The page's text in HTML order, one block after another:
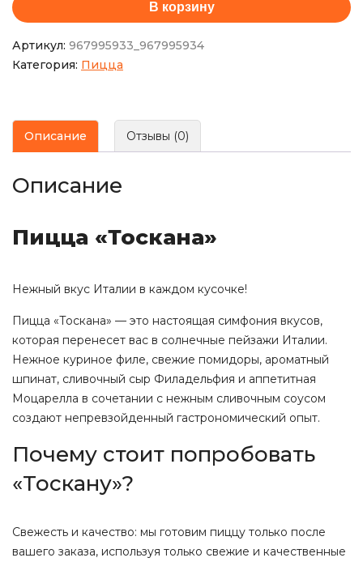
В корзину
Артикул: 967995933_967995934
Категория: Пицца
Описание Отзывы (0)
Описание
Пицца «Тоскана»
Нежный вкус Италии в каждом кусочке!
Пицца «Тоскана» — это настоящая симфония вкусов,
которая перенесет вас в солнечные пейзажи Италии.
Нежное куриное филе, свежие помидоры, ароматный
шпинат, сливочный сыр Филадельфия и аппетитная
Моцарелла в сочетании с нежным сливочным соусом
создают непревзойденный гастрономический опыт.
Почему стоит попробовать
«Тоскану»?
Свежесть и качество: мы готовим пиццу только после
вашего заказа, используя только свежие и качественные